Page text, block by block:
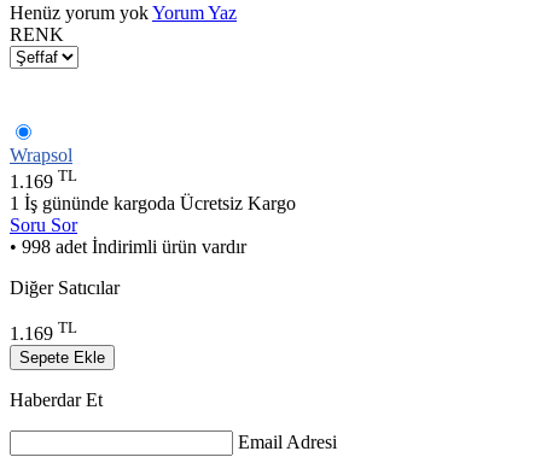
Henüz yorum yokYorum Yaz
RENK
Wrapsol
1.169 TL
1 İş gününde kargoda Ücretsiz Kargo
Soru Sor
• 998 adet İndirimli ürün vardır
Diğer Satıcılar
1.169 TL
Sepete Ekle
Haberdar Et
Email Adresi